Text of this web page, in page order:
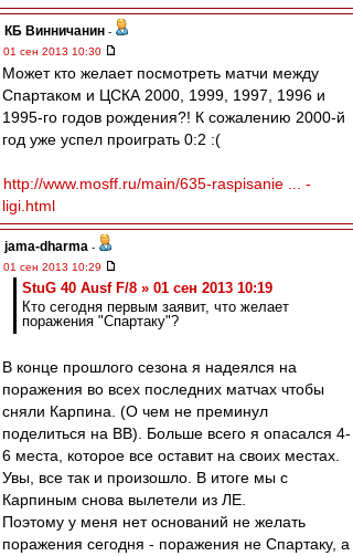
КБ Винничанин -
01 сен 2013 10:30
Может кто желает посмотреть матчи между
Спартаком и ЦСКА 2000, 1999, 1997, 1996 и
1995-го годов рождения?! К сожалению 2000-й
год уже успел проиграть 0:2 :(
http://www.mosff.ru/main/635-raspisanie ... -
ligi.html
jama-dharma -
01 сен 2013 10:29
StuG 40 Ausf F/8 » 01 сен 2013 10:19
Кто сегодня первым заявит, что желает
поражения "Спартаку"?
В конце прошлого сезона я надеялся на
поражения во всех последних матчах чтобы
сняли Карпина. (О чем не преминул
поделиться на ВВ). Больше всего я опасался 4-
6 места, которое все оставит на своих местах.
Увы, все так и произошло. В итоге мы с
Карпиным снова вылетели из ЛЕ.
Поэтому у меня нет оснований не желать
поражения сегодня - поражения не Спартаку, а